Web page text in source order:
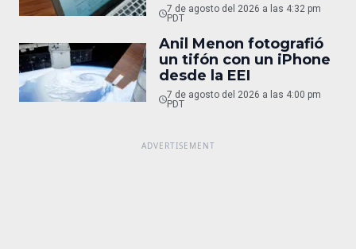
7 de agosto del 2026 a las 4:32 pm
PDT
Anil Menon fotografió
un tifón con un iPhone
desde la EEI
7 de agosto del 2026 a las 4:00 pm
PDT